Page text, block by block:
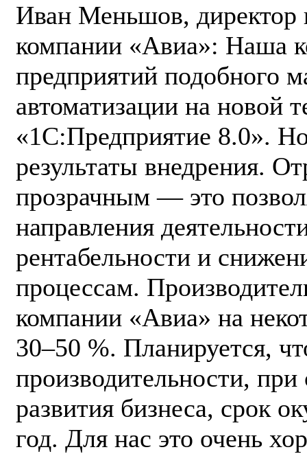
Иван Меньшов, директор
компании «Авиа»: Наша
предприятий подобного
автоматизации на новой
«1С:Предприятие 8.0».
результаты внедрения.
прозрачным — это
направления
рентабельности и
процессам.
компании «Авиа» на
30–50 %. Планируется,
производительности,
развития бизнеса, срок
год. Для нас это очень